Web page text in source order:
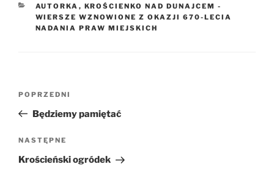
KATEGORIE
AUTORKA , KROŚCIENKO NAD DUNAJCEM -
WIERSZE WZNOWIONE Z OKAZJI 670-LECIA
NADANIA PRAW MIEJSKICH
Poprzedni
wpis
POPRZEDNI
Będziemy pamiętać
Następny
wpis
NASTĘPNE
Krościeński ogródek